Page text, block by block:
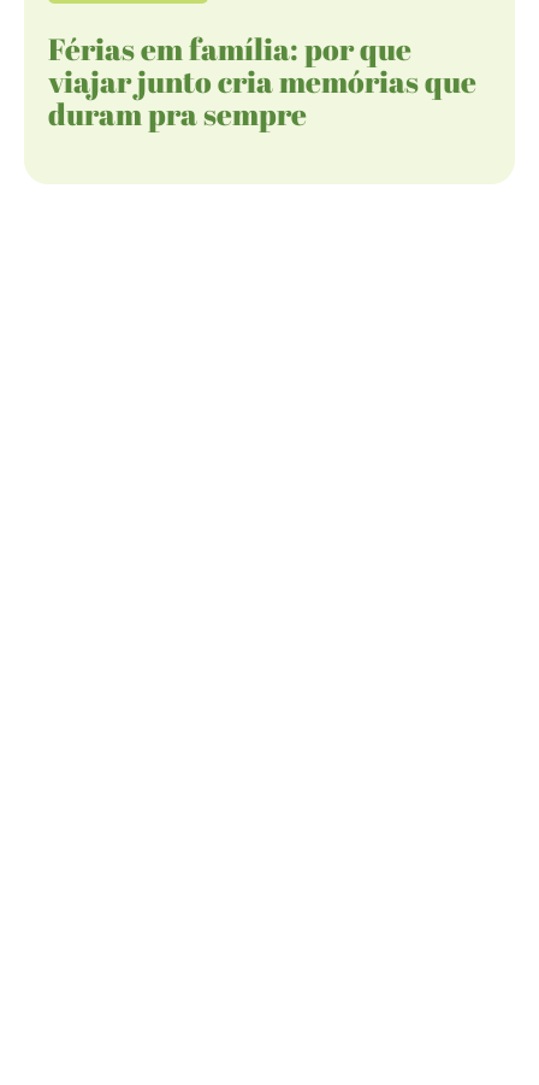
Férias em família: por que
viajar junto cria memórias que
duram pra sempre